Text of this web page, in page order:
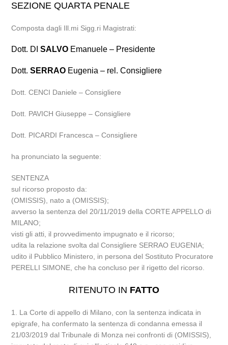
SEZIONE QUARTA PENALE
Composta dagli Ill.mi Sigg.ri Magistrati:
Dott. DISALVO Emanuele – Presidente
Dott.SERRAO Eugenia – rel. Consigliere
Dott. CENCI Daniele – Consigliere
Dott. PAVICH Giuseppe – Consigliere
Dott. PICARDI Francesca – Consigliere
ha pronunciato la seguente:
SENTENZA
sul ricorso proposto da:
(OMISSIS), nato a (OMISSIS);
avverso la sentenza del 20/11/2019 della CORTE APPELLO di
MILANO;
visti gli atti, il provvedimento impugnato e il ricorso;
udita la relazione svolta dal Consigliere SERRAO EUGENIA;
udito il Pubblico Ministero, in persona del Sostituto Procuratore
PERELLI SIMONE, che ha concluso per il rigetto del ricorso.
RITENUTO IN FATTO
1. La Corte di appello di Milano, con la sentenza indicata in
epigrafe, ha confermato la sentenza di condanna emessa il
21/03/2019 dal Tribunale di Monza nei confronti di (OMISSIS),